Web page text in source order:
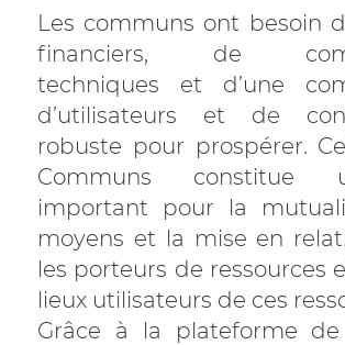
Les communs ont besoin
financiers, de
techniques et d’une
d’utilisateurs et de
robuste pour prospérer.
Communs constitue
important pour la
moyens et la mise en
les porteurs de ressources
lieux utilisateurs de ces
Grâce à la plateforme de